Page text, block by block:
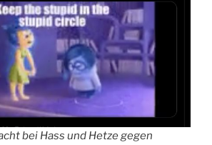
bei Hass und Hetze gegen